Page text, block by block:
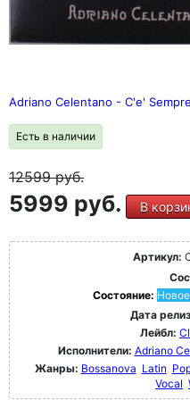
Adriano Celentano - C'e'
Есть в наличии
12599руб.
5999 руб. В
Артикул:
Состояние:
Дата
Лейбл:
Исполнители: Adriano
Жанры: Bossanova Latin
Vocal